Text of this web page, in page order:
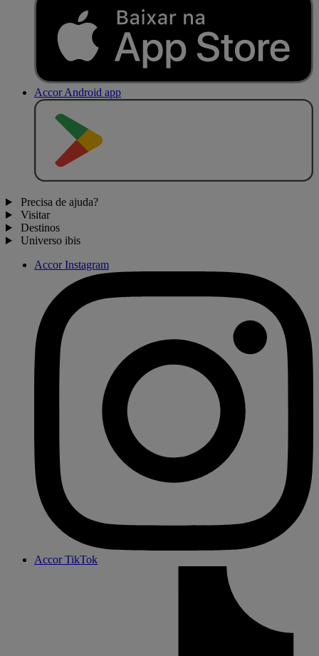
Accor Android app
Precisa de ajuda?
Visitar
Destinos
Universo ibis
Accor Instagram
Accor TikTok